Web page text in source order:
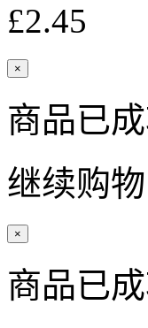
£2.45
×
商品已
继续购物
×
商品已